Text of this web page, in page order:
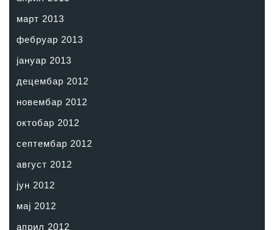
март 2013
фебруар 2013
јануар 2013
децембар 2012
новембар 2012
октобар 2012
септембар 2012
август 2012
јун 2012
мај 2012
април 2012